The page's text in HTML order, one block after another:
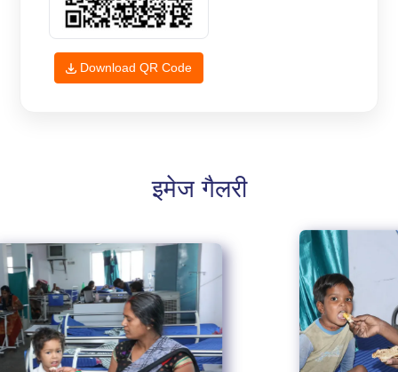
Download QR Code
इमेज गैलरी